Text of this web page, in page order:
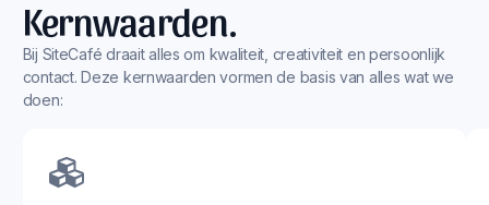
Kernwaarden.
Bij SiteCafé draait alles om kwaliteit, creativiteit en persoonlijk
contact. Deze kernwaarden vormen de basis van alles wat we
doen: